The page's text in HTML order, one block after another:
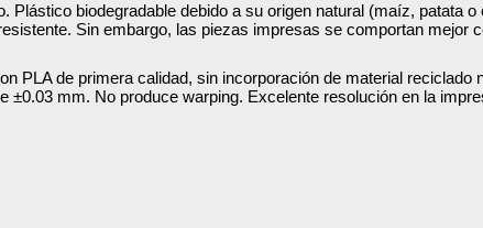
Plástico biodegradable debido a su origen natural (maíz, patata
Sin embargo, las piezas impresas se comportan mejor
PLA de primera calidad, sin incorporación de material reciclado
±0.03 mm. No produce warping. Excelente resolución en la